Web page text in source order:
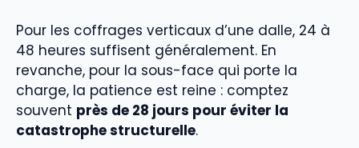
Pour les coffrages verticaux d’une dalle, 24 à
48 heures suffisent généralement. En
revanche, pour la sous-face qui porte la
charge, la patience est reine : comptez
souvent près de 28 jours pour éviter la
catastrophe structurelle.